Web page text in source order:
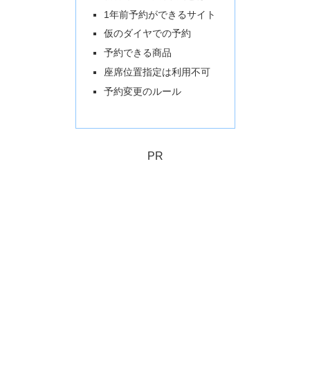
1年前予約ができるサイト
仮のダイヤでの予約
予約できる商品
座席位置指定は利用不可
予約変更のルール
PR